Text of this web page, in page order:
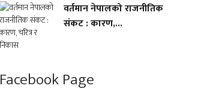
वर्तमान नेपालको राजनीतिक
संकट : कारण,...
Facebook Page